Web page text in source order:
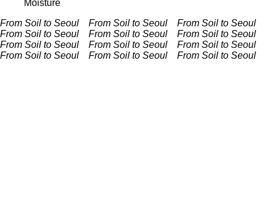
Moisture
From Soil to Seoul From Soil to Seoul From Soil to Seoul
From Soil to Seoul From Soil to Seoul From Soil to Seoul
From Soil to Seoul From Soil to Seoul From Soil to Seoul
From Soil to Seoul From Soil to Seoul From Soil to Seoul